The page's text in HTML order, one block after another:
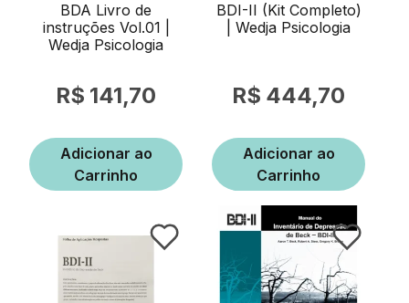
BDA Livro de
instruções Vol.01 |
Wedja Psicologia
141,70
Adicionar ao
Carrinho
BDI-II (Kit Completo)
| Wedja Psicologia
444,70
Adicionar ao
Carrinho